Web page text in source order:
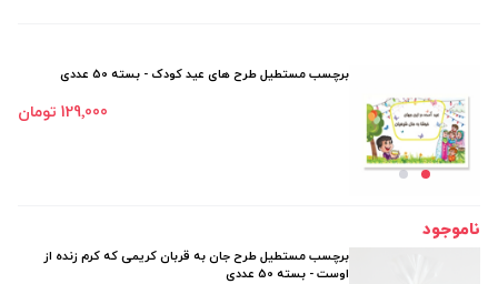
برچسب مستطیل طرح های عید کودک - بسته 50 عددی
129٬000 تومان
ناموجود
برچسب مستطیل طرح جان به قربان کریمی که کرم زنده از
اوست - بسته 50 عددی